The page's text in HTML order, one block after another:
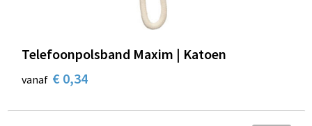
Telefoonpolsband Maxim | Katoen
vanaf € 0,34